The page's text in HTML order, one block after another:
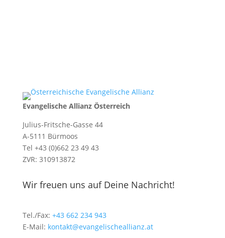
Evangelische Allianz Österreich
Julius-Fritsche-Gasse 44
A-5111 Bürmoos
Tel +43 (0)662 23 49 43
ZVR: 310913872
Wir freuen uns auf Deine Nachricht!
Tel./Fax: +43 662 234 943
E-Mail: kontakt@evangelischeallianz.at